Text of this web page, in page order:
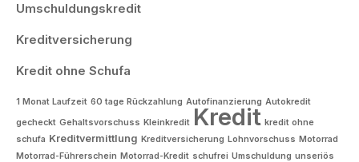
Umschuldungskredit
Kreditversicherung
Kredit ohne Schufa
1 Monat Laufzeit 60 tage Rückzahlung Autofinanzierung Autokredit
gecheckt Gehaltsvorschuss Kleinkredit Kredit kredit ohne
schufa Kreditvermittlung Kreditversicherung Lohnvorschuss Motorrad
Motorrad-Führerschein Motorrad-Kredit schufrei Umschuldung unseriös